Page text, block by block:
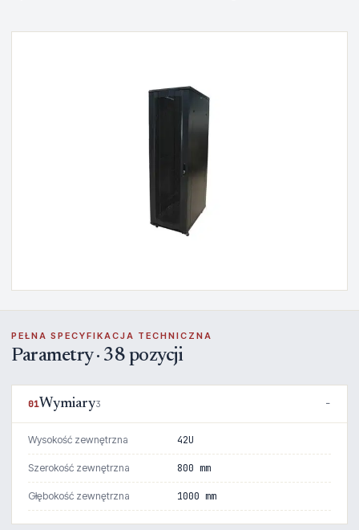
PEŁNA SPECYFIKACJA TECHNICZNA
Parametry · 38 pozycji
01Wymiary3
Wysokość zewnętrzna 42U
Szerokość zewnętrzna 800 mm
Głębokość zewnętrzna 1000 mm